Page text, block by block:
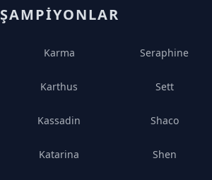
ŞAMPIYONLAR
Karma
Karthus
Kassadin
Katarina
Seraphine
Sett
Shaco
Shen